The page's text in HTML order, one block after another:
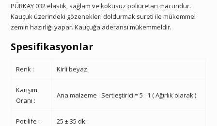
PÜRKAY 032 elastik, sağlam ve kokusuz poliüretan macundur.
Kauçuk üzerindeki gözenekleri doldurmak sureti ile mükemmel
zemin hazırlığı yapar. Kauçuğa aderansı mükemmeldir.
Spesifikasyonlar
Renk : Kirli beyaz.
Karışım
Oranı :
Ana malzeme : Sertleştirici = 5 : 1 ( Ağırlık olarak )
Pot-life : 25 ± 35 dk.